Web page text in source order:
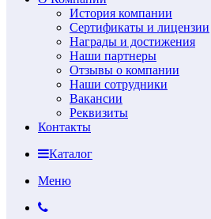
История компании
Сертификаты и лицензии
Награды и достижения
Наши партнеры
Отзывы о компании
Наши сотрудники
Вакансии
Реквизиты
Контакты
Каталог
Меню